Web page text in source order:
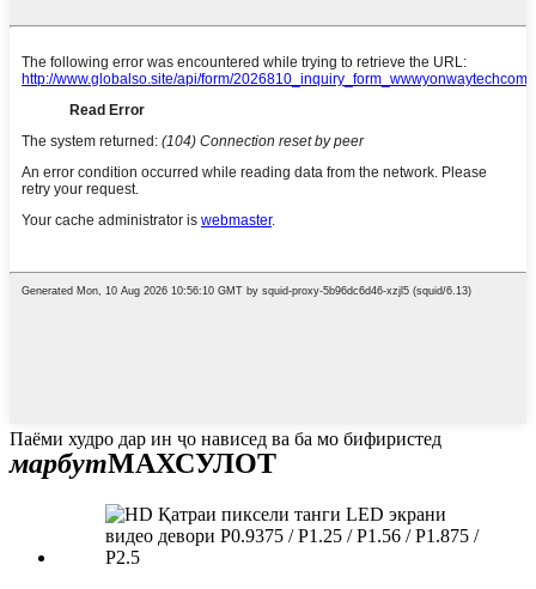
Паёми худро дар ин ҷо нависед ва ба мо бифиристед
марбутМАХСУЛОТ